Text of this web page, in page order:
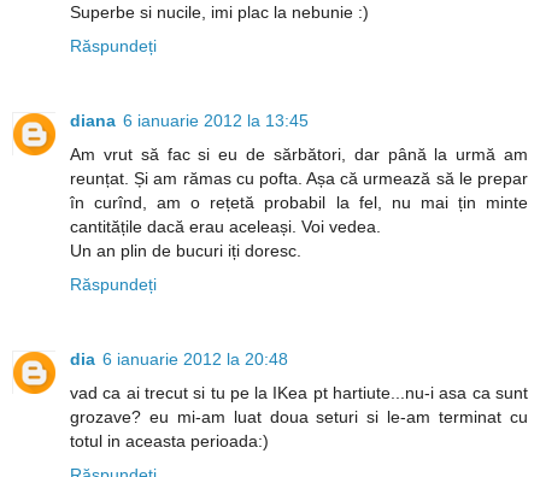
Superbe si nucile, imi plac la nebunie :)
Răspundeți
diana 6 ianuarie 2012 la 13:45
Am vrut să fac si eu de sărbători, dar până la urmă am
reunțat. Și am rămas cu pofta. Așa că urmează să le prepar
în curînd, am o rețetă probabil la fel, nu mai țin minte
cantitățile dacă erau aceleași. Voi vedea.
Un an plin de bucuri iți doresc.
Răspundeți
dia 6 ianuarie 2012 la 20:48
vad ca ai trecut si tu pe la IKea pt hartiute...nu-i asa ca sunt
grozave? eu mi-am luat doua seturi si le-am terminat cu
totul in aceasta perioada:)